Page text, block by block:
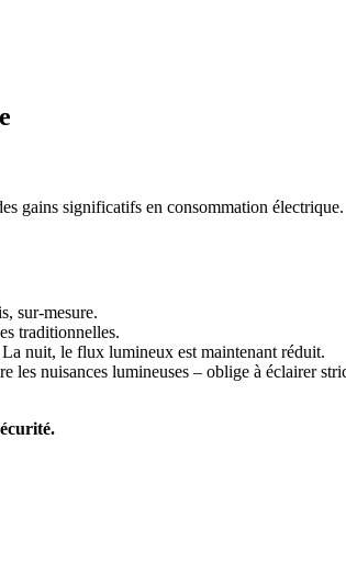
gains significatifs en consommation électrique.
sur-mesure.
traditionnelles.
nuit, le flux lumineux est maintenant réduit.
les nuisances lumineuses – oblige à éclairer